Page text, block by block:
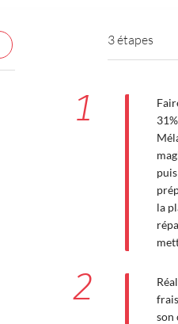
3 étapes
1
la
2
son